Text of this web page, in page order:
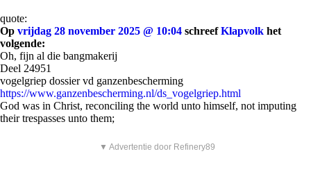
quote:
Op vrijdag 28 november 2025 @ 10:04 schreefKlapvolk het
volgende:
Oh, fijn al die bangmakerij
Deel 24951
vogelgriep dossier vd ganzenbescherming
https://www.ganzenbescherming.nl/ds_vogelgriep.html
God was in Christ, reconciling the world unto himself, not imputing
their trespasses unto them;
▼ Advertentie door Refinery89